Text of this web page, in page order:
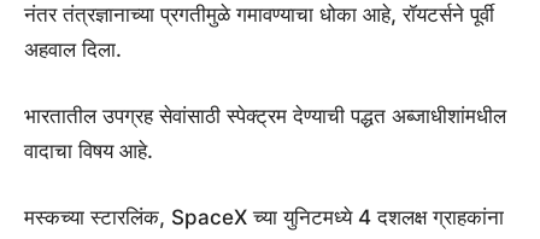
नंतर तंत्रज्ञानाच्या प्रगतीमुळे गमावण्याचा धोका आहे, रॉयटर्सने पूर्वी
अहवाल दिला.
भारतातील उपग्रह सेवांसाठी स्पेक्ट्रम देण्याची पद्धत अब्जाधीशांमधील
वादाचा विषय आहे.
मस्कच्या स्टारलिंक, SpaceX च्या युनिटमध्ये 4 दशलक्ष ग्राहकांना